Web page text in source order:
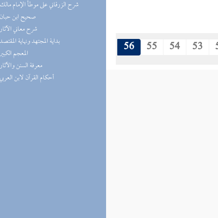
(7) شرح الزرقاني على موطأ الإمام
(7) صحيح ابن
(6) شرح معاني
(6) بداية المجتهد ونهاية
(6) المعجم
(5) معرفة السنن
(5) أحكام القرآن لابن
53
54
55
56